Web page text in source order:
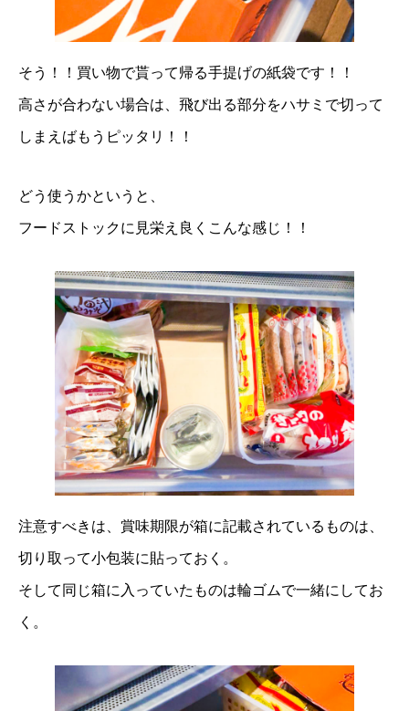
そう！！買い物で貰って帰る手提げの紙袋です！！
高さが合わない場合は、飛び出る部分をハサミで切って
しまえばもうピッタリ！！
どう使うかというと、
フードストックに見栄え良くこんな感じ！！
注意すべきは、賞味期限が箱に記載されているものは、
切り取って小包装に貼っておく。
そして同じ箱に入っていたものは輪ゴムで一緒にしてお
く。